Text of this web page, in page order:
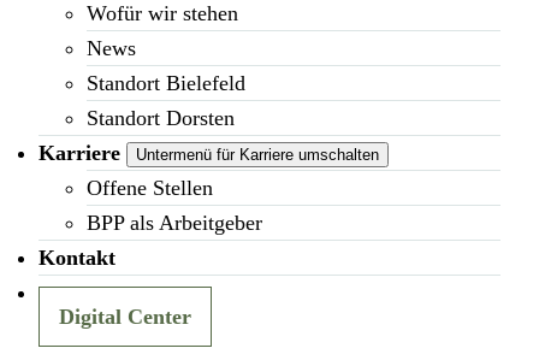
Wofür wir stehen
News
Standort Bielefeld
Standort Dorsten
Karriere
Untermenü für Karriere umschalten
Offene Stellen
BPP als Arbeitgeber
Kontakt
Digital Center